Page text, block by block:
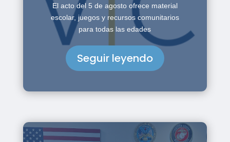
El acto del 5 de agosto ofrece material
escolar, juegos y recursos comunitarios
para todas las edades
Seguir leyendo